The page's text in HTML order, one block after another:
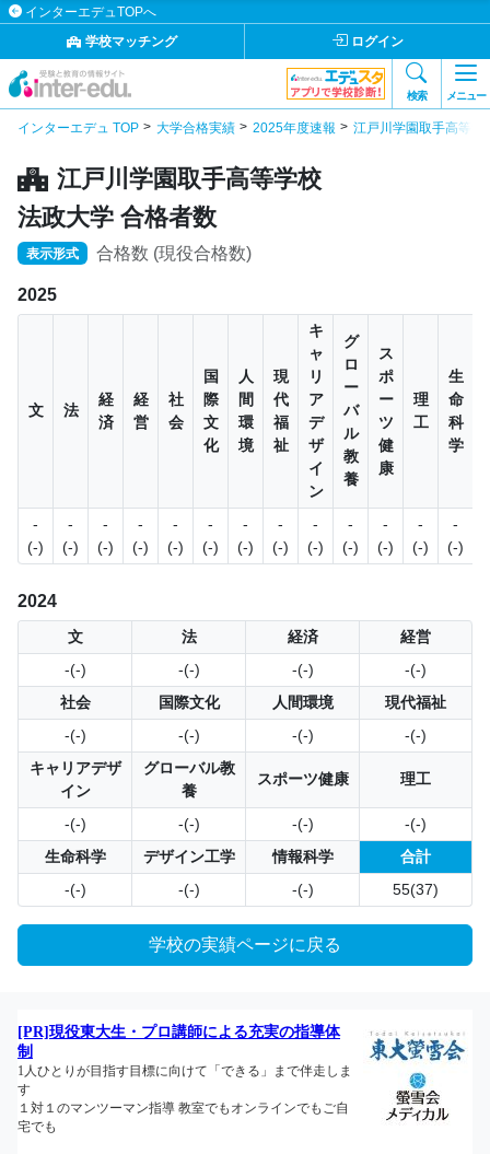
インターエデュTOPへ
学校マッチング
ログイン
検索 メニュー
インターエデュ TOP 大学合格実績 2025年度速報 江戸川学園取手高等学
江戸川学園取手高等学校
法政大学 合格者数
表示形式 合格数 (現役合格数)
2025
文 法
経
済
経
営
社
会
国
際
文
化
人
間
環
境
現
代
福
祉
キ
ャ
リ
ア
デ
ザ
イ
ン
グ
ロ
ー
バ
ル
教
養
ス
ポ
ー
ツ
健
康
理
工
生
命
科
学
-
(-)
-
(-)
-
(-)
-
(-)
-
(-)
-
(-)
-
(-)
-
(-)
-
(-)
-
(-)
-
(-)
-
(-)
-
(-)
2024
文 法 経済
経営
-(-)
-(-) -(-)
-(-)
社会
国際文化 人間環境
現代福祉
-(-)
-(-) -(-)
-(-)
キャリアデザ
イン
グローバル教
養
スポーツ健康 理工
-(-) -(-) -(-)
-(-)
生命科学
デザイン工学 情報科学
合計
-(-)
-(-) -(-) 55(37)
学校の実績ページに戻る